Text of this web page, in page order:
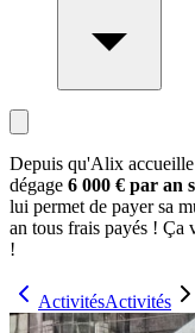
Depuis qu'Alix accueille
dégage 6 000 € par an
lui permet de payer sa
an tous frais payés ! Ça
!
ActivitésActivités